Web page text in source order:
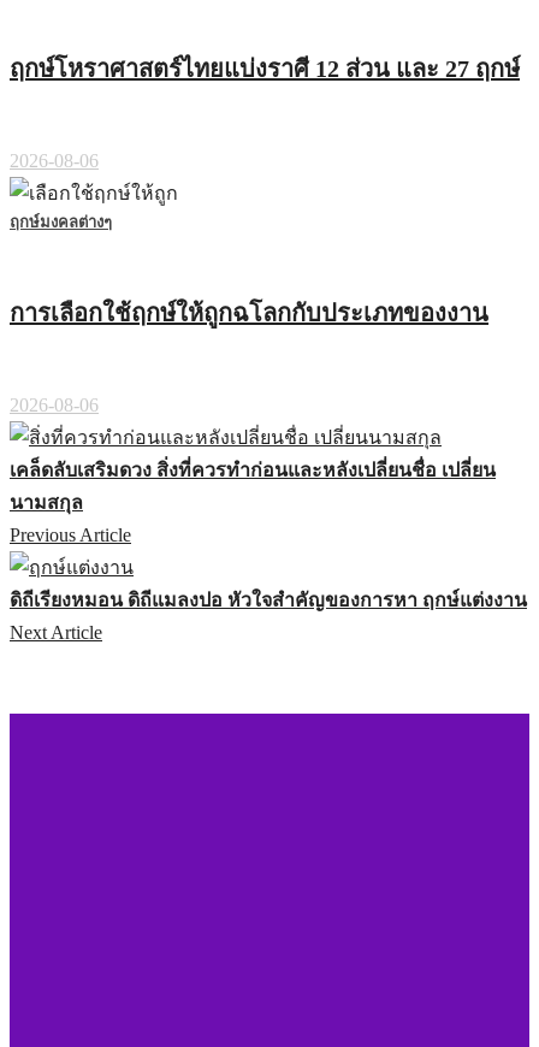
ฤกษ์โหราศาสตร์ไทยแบ่งราศี 12 ส่วน และ 27 ฤกษ์
2026-08-06
ฤกษ์มงคลต่างๆ
การเลือกใช้ฤกษ์ให้ถูกฉโลกกับประเภทของงาน
2026-08-06
เคล็ดลับเสริมดวง สิ่งที่ควรทำก่อนและหลังเปลี่ยนชื่อ เปลี่ยน
นามสกุล
Previous Article
ดิถีเรียงหมอน ดิถีแมลงปอ หัวใจสำคัญของการหา ฤกษ์แต่งงาน
Next Article